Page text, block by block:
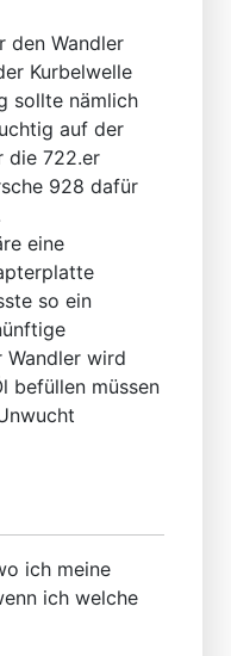
den Wandler
Kurbelwelle
sollte nämlich
auf der
die 722.er
928 dafür
eine
so ein
Wandler wird
befüllen müssen
ich meine
ich welche